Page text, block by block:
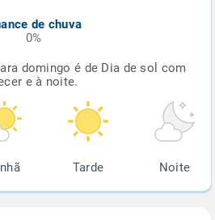
de chuva
0%
domingo é de Dia de sol com
e à noite.
Tarde Noite